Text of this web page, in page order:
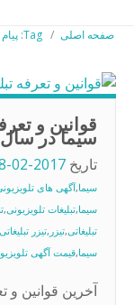
صفحه اصلی Tag: پیام بازرگانی
قوانین و
سيما در سال
تاریخ 2017-02-08
سیما,آگهی های
سیما,تبلیغات تلویزیونی,
تبلیغاتی,تیزر ,تیزر تبلیغاتی
سیما,قیمت آگهی